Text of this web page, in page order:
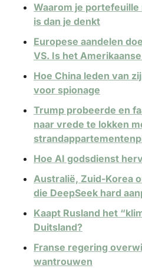
Waarom je
is dan je denkt
Europese aandelen
VS. Is het
Hoe China leden van
voor spionage
Trump probeerde en
naar vrede te lokken
Hoe AI godsdienst
Australië, Zuid-Korea
die DeepSeek hard
Kaapt Rusland het
Duitsland?
Franse regering
wantrouwen